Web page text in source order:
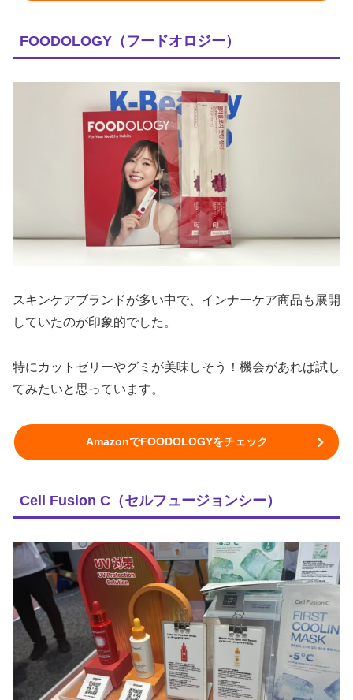
FOODOLOGY（フードオロジー）
スキンケアブランドが多い中で、インナーケア商品も展開
していたのが印象的でした。
特にカットゼリーやグミが美味しそう！機会があれば試し
てみたいと思っています。
AmazonでFOODOLOGYをチェック
Cell Fusion C（セルフュージョンシー）